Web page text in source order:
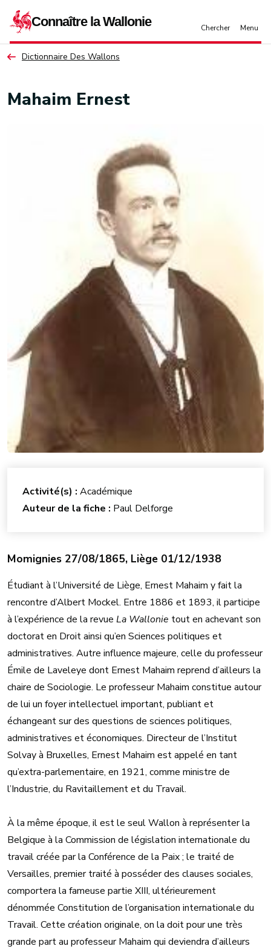
Dictionnaire Des Wallons
Mahaim Ernest
Momignies 27/08/1865, Liège 01/12/1938
Étudiant à l’Université de Liège, Ernest Mahaim y fait la
rencontre d’Albert Mockel. Entre 1886 et 1893, il participe
à l’expérience de la revue La Wallonie tout en achevant son
doctorat en Droit ainsi qu’en Sciences politiques et
administratives. Autre influence majeure, celle du professeur
Émile de Laveleye dont Ernest Mahaim reprend d’ailleurs la
chaire de Sociologie. Le professeur Mahaim constitue autour
de lui un foyer intellectuel important, publiant et
échangeant sur des questions de sciences politiques,
administratives et économiques. Directeur de l’Institut
Solvay à Bruxelles, Ernest Mahaim est appelé en tant
qu’extra-parlementaire, en 1921, comme ministre de
l’Industrie, du Ravitaillement et du Travail.
À la même époque, il est le seul Wallon à représenter la
Belgique à la Commission de législation internationale du
travail créée par la Conférence de la Paix ; le traité de
Versailles, premier traité à posséder des clauses sociales,
comportera la fameuse partie XIII, ultérieurement
dénommée Constitution de l’organisation internationale du
Travail. Cette création originale, on la doit pour une très
grande part au professeur Mahaim qui deviendra d’ailleurs
Activité(s) : Académique
Auteur de la fiche : Paul Delforge